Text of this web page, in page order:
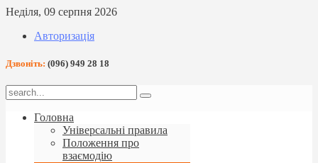
Неділя, 09 серпня 2026
Авторизація
Дзвоніть: (096) 949 28 18
Головна
Універсальні правила
Положення про
взаємодію